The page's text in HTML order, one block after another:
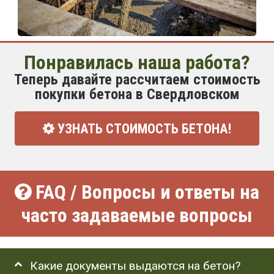
Понравилась наша работа?
Теперь давайте рассчитаем стоимость
покупки бетона в Свердловском
УЗНАТЬ СТОИМОСТЬ БЕТОНА!
FAQ / Вопросы и ответы на
часто задаваемые вопросы
Какие документы выдаются на бетон?